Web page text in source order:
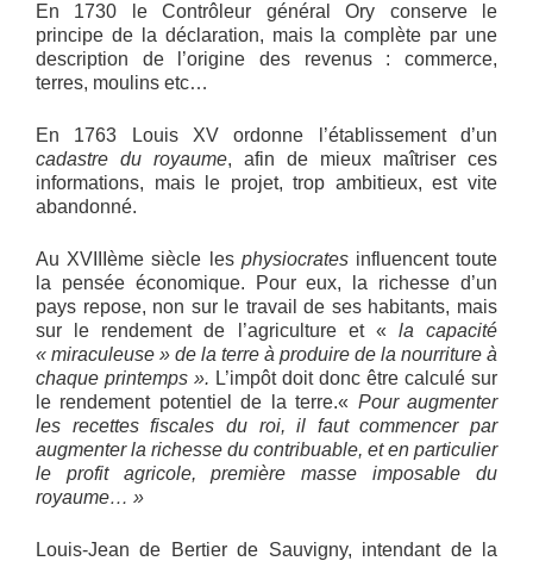
En 1730 le Contrôleur général Ory conserve le
principe de la déclaration, mais la complète par une
description de l’origine des revenus : commerce,
terres, moulins etc…
En 1763 Louis XV ordonne l’établissement d’un
cadastre du royaume, afin de mieux maîtriser ces
informations, mais le projet, trop ambitieux, est vite
abandonné.
Au XVIIIème siècle les physiocratesinfluencent toute
la pensée économique. Pour eux, la richesse d’un
pays repose, non sur le travail de ses habitants, mais
sur le rendement de l’agriculture et « la capacité
« miraculeuse » de la terre à produire de la nourriture à
chaque printemps ». L’impôt doit donc être calculé sur
le rendement potentiel de la terre.« Pour augmenter
les recettes fiscales du roi, il faut commencer par
augmenter la richesse du contribuable, et en particulier
le profit agricole, première masse imposable du
royaume… »
Louis-Jean de Bertier de Sauvigny, intendant de la